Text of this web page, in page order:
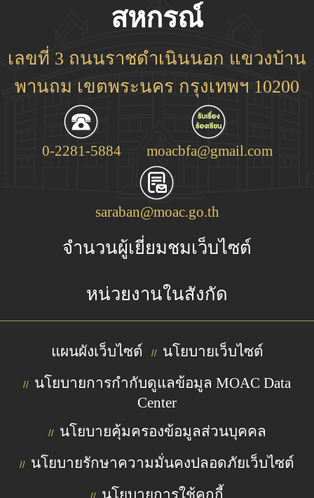
สหกรณ์
เลขที่ 3 ถนนราชดำเนินนอก แขวงบ้าน
พานถม เขตพระนคร กรุงเทพฯ 10200
0-2281-5884 moacbfa@gmail.com
saraban@moac.go.th
จำนวนผู้เยี่ยมชมเว็บไซต์
หน่วยงานในสังกัด
แผนผังเว็บไซต์ // นโยบายเว็บไซต์
// นโยบายการกำกับดูแลข้อมูล MOAC Data
Center
// นโยบายคุ้มครองข้อมูลส่วนบุคคล
// นโยบายรักษาความมั่นคงปลอดภัยเว็บไซต์
นโยบายการใช้คุกกี้